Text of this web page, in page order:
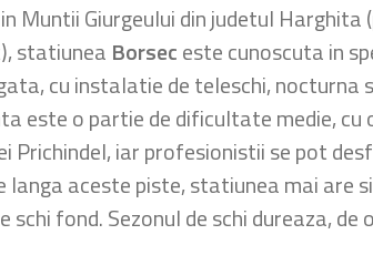
Muntii Giurgeului din judetul Harghita
statiunea Borseceste cunoscuta in
cu instalatie de teleschi, nocturna
este o partie de dificultate medie,
Prichindel, iar profesionistii se pot
langa aceste piste, statiunea mai are
schi fond. Sezonul de schi dureaza, de